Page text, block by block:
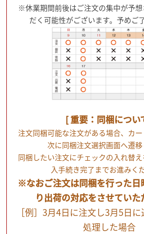
※休業期間前後はご注文の集中が予
だく可能性がございます。予めご
[ 重要：同梱につい
注文同梱可能な注文がある場合、カ
次に同梱注文選択画面へ遷移
同梱したい注文にチェックの入れ替
入手続き完了までお進みく
※なおご注文は同梱を行った日
り出荷の対応をさせていた
［例］3月4日に注文し3月5日
処理した場合